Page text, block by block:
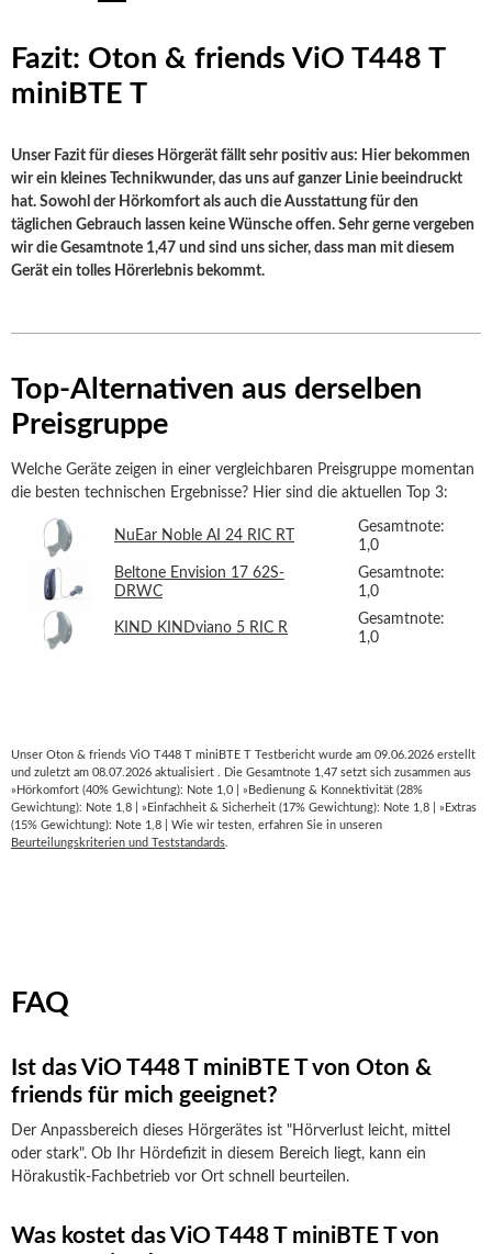
Fazit: Oton & friends ViO T448 T
miniBTE T
Unser Fazit für dieses Hörgerät fällt sehr positiv aus: Hier bekommen
wir ein kleines Technikwunder, das uns auf ganzer Linie beeindruckt
hat. Sowohl der Hörkomfort als auch die Ausstattung für den
täglichen Gebrauch lassen keine Wünsche offen. Sehr gerne vergeben
wir die Gesamtnote 1,47 und sind uns sicher, dass man mit diesem
Gerät ein tolles Hörerlebnis bekommt.
Top-Alternativen aus derselben
Preisgruppe
Welche Geräte zeigen in einer vergleichbaren Preisgruppe momentan
die besten technischen Ergebnisse? Hier sind die aktuellen Top 3:
NuEar Noble AI 24 RIC RT
Gesamtnote:
1,0
Beltone Envision 17 62S-
DRWC
Gesamtnote:
1,0
KIND KINDviano 5 RIC R
Gesamtnote:
1,0
Unser Oton & friends ViO T448 T miniBTE T Testbericht wurde am 09.06.2026 erstellt
und zuletzt am 08.07.2026 aktualisiert . Die Gesamtnote 1,47 setzt sich zusammen aus
»Hörkomfort (40% Gewichtung): Note 1,0 | »Bedienung & Konnektivität (28%
Gewichtung): Note 1,8 | »Einfachheit & Sicherheit (17% Gewichtung): Note 1,8 | »Extras
(15% Gewichtung): Note 1,8 | Wie wir testen, erfahren Sie in unseren
Beurteilungskriterien und Teststandards
FAQ
Ist das ViO T448 T miniBTE T von Oton &
friends für mich geeignet?
Der Anpassbereich dieses Hörgerätes ist "Hörverlust leicht, mittel
oder stark". Ob Ihr Hördefizit in diesem Bereich liegt, kann ein
Hörakustik-Fachbetrieb vor Ort schnell beurteilen.
Was kostet das ViO T448 T miniBTE T von